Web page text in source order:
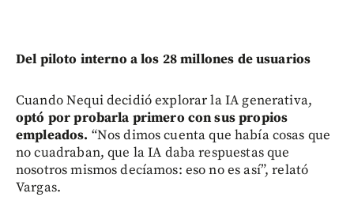
Del piloto interno a los 28 millones de usuarios
Cuando Nequi decidió explorar la IA generativa,
optó por probarla primero con sus propios
empleados. “Nos dimos cuenta que había cosas que
no cuadraban, que la IA daba respuestas que
nosotros mismos decíamos: eso no es así”, relató
Vargas.